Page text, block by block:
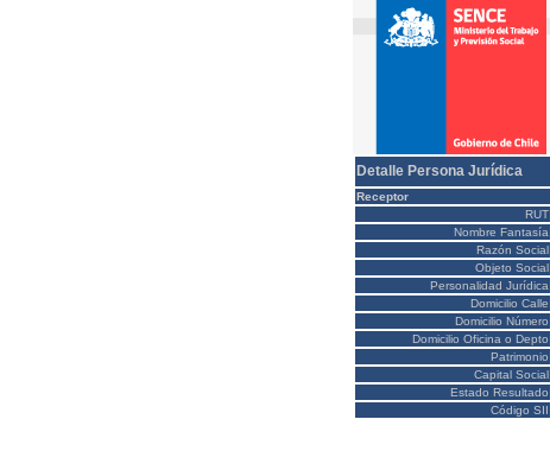
Detalle Persona Jurídica
Receptor
RUT
Nombre Fantasía
Razón Social
Objeto Social
Personalidad Jurídica
Domicilio Calle
Domicilio Número
Domicilio Oficina o Depto
Patrimonio
Capital Social
Estado Resultado
Código SII